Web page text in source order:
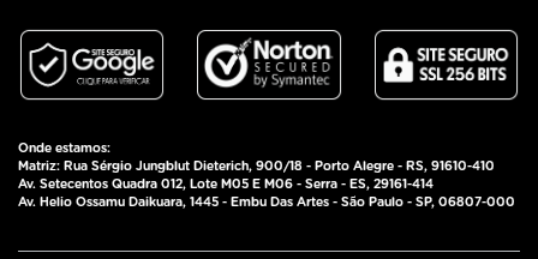
Onde estamos:
Matriz: Rua Sérgio Jungblut Dieterich, 900/18 - Porto Alegre - RS, 91610-410
Av. Setecentos Quadra 012, Lote M05 E M06 - Serra - ES, 29161-414
Av. Helio Ossamu Daikuara, 1445 - Embu Das Artes - São Paulo - SP, 06807-000